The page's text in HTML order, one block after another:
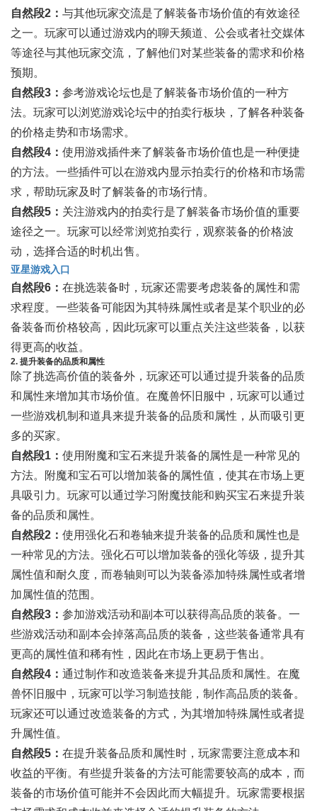
自然段2： 与其他玩家交流是了解装备市场价值的有效途径
之一。玩家可以通过游戏内的聊天频道、公会或者社交媒体
等途径与其他玩家交流，了解他们对某些装备的需求和价格
预期。
自然段3： 参考游戏论坛也是了解装备市场价值的一种方
法。玩家可以浏览游戏论坛中的拍卖行板块，了解各种装备
的价格走势和市场需求。
自然段4： 使用游戏插件来了解装备市场价值也是一种便捷
的方法。一些插件可以在游戏内显示拍卖行的价格和市场需
求，帮助玩家及时了解装备的市场行情。
自然段5： 关注游戏内的拍卖行是了解装备市场价值的重要
途径之一。玩家可以经常浏览拍卖行，观察装备的价格波
动，选择合适的时机出售。
亚星游戏入口
自然段6： 在挑选装备时，玩家还需要考虑装备的属性和需
求程度。一些装备可能因为其特殊属性或者是某个职业的必
备装备而价格较高，因此玩家可以重点关注这些装备，以获
得更高的收益。
2. 提升装备的品质和属性
除了挑选高价值的装备外，玩家还可以通过提升装备的品质
和属性来增加其市场价值。在魔兽怀旧服中，玩家可以通过
一些游戏机制和道具来提升装备的品质和属性，从而吸引更
多的买家。
自然段1： 使用附魔和宝石来提升装备的属性是一种常见的
方法。附魔和宝石可以增加装备的属性值，使其在市场上更
具吸引力。玩家可以通过学习附魔技能和购买宝石来提升装
备的品质和属性。
自然段2： 使用强化石和卷轴来提升装备的品质和属性也是
一种常见的方法。强化石可以增加装备的强化等级，提升其
属性值和耐久度，而卷轴则可以为装备添加特殊属性或者增
加属性值的范围。
自然段3： 参加游戏活动和副本可以获得高品质的装备。一
些游戏活动和副本会掉落高品质的装备，这些装备通常具有
更高的属性值和稀有性，因此在市场上更易于售出。
自然段4： 通过制作和改造装备来提升其品质和属性。在魔
兽怀旧服中，玩家可以学习制造技能，制作高品质的装备。
玩家还可以通过改造装备的方式，为其增加特殊属性或者提
升属性值。
自然段5： 在提升装备品质和属性时，玩家需要注意成本和
收益的平衡。有些提升装备的方法可能需要较高的成本，而
装备的市场价值可能并不会因此而大幅提升。玩家需要根据